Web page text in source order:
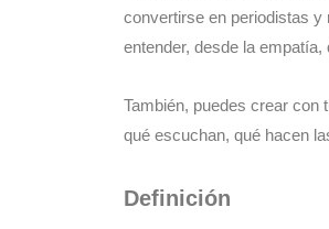
convertirse en periodistas y
entender, desde la
También, puedes crear con
qué escuchan, qué hacen
Definición